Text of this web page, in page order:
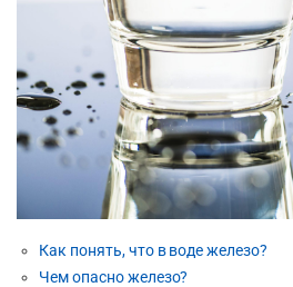
Как понять, что в воде железо?
Чем опасно железо?